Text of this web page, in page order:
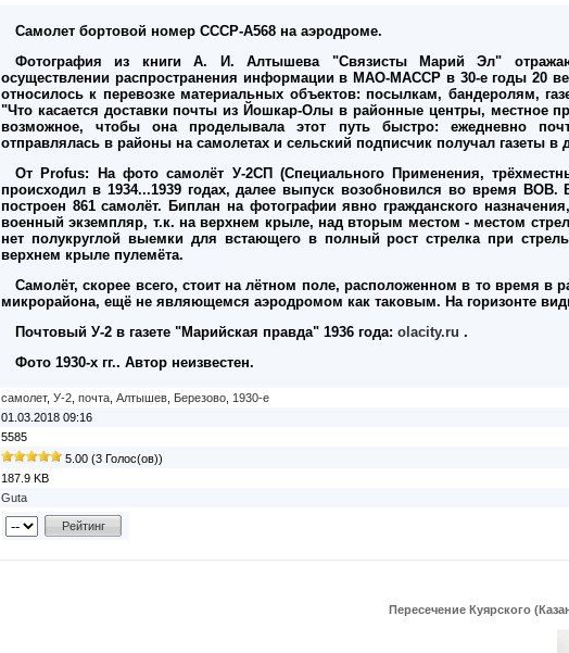
Самолет бортовой номер СССР-А568 на аэродроме.
Фотография из книги А. И. Алтышева "Связисты Марий Эл"
осуществлении распространения информации в МАО-МАССР в 30-е годы 20
относилось к перевозке материальных объектов: посылкам, бандеролям,
"Что касается доставки почты из Йошкар-Олы в районные центры, местное
возможное, чтобы она проделывала этот путь быстро: ежедневно
отправлялась в районы на самолетах и сельский подписчик получал газеты в
От Profus: На фото самолёт У-2СП (Специального Применения,
происходил в 1934...1939 годах, далее выпуск возобновился во время
построен 861 самолёт. Биплан на фотографии явно гражданского
военный экземпляр, т.к. на верхнем крыле, над вторым местом - местом
нет полукруглой выемки для встающего в полный рост стрелка при
верхнем крыле пулемёта.
Самолёт, скорее всего, стоит на лётном поле, расположенном в то время в
микрорайона, ещё не являющемся аэродромом как таковым. На горизонте
Почтовый У-2 в газете "Марийская правда" 1936 года: olacity.ru .
Фото 1930-х гг.. Автор неизвестен.
самолет, У-2 почта Алтышев Березово 1930-е
01.03.2018 09:16
5585
5.00 (3 Голос(ов))
187.9 KB
Guta
Пересечение Куярского